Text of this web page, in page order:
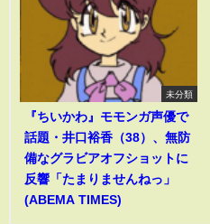
未分類
『ちいかわ』モモンガ声優で
話題・井口裕香（38）、無防
備なグラビアオフショットに
反響「たまりませんねっ」
(ABEMA TIMES)